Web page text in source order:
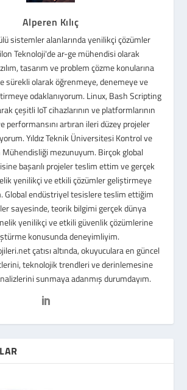
Alperen Kılıç
sistemler alanlarında yenilikçi çözümler
Teknoloji'de ar-ge mühendisi olarak
tasarım ve problem çözme konularına
sürekli olarak öğrenmeye, denemeye ve
odaklanıyorum. Linux, Bash Scripting
çeşitli IoT cihazlarının ve platformlarının
performansını artıran ileri düzey projeler
Yıldız Teknik Üniversitesi Kontrol ve
mezunuyum. Birçok global
başarılı projeler teslim ettim ve gerçek
yenilikçi ve etkili çözümler geliştirmeye
Global endüstriyel tesislere teslim ettiğim
sayesinde, teorik bilgimi gerçek dünya
yenilikçi ve etkili güvenlik çözümlerine
konusunda deneyimliyim.
çatısı altında, okuyuculara en güncel
teknolojik trendleri ve derinlemesine
sunmaya adanmış durumdayım.